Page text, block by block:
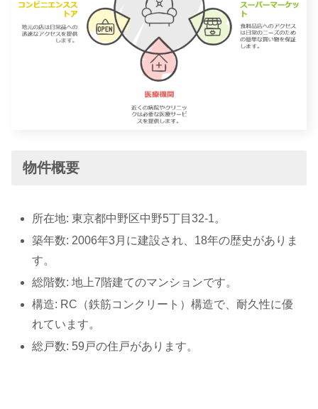
物件概要
所在地: 東京都中野区中野5丁目32-1。
築年数: 2006年3月に建設され、18年の歴史がありま
す。
総階数: 地上7階建てのマンションです。
構造: RC（鉄筋コンクリート）構造で、耐久性に優
れています。
総戸数: 59戸の住戸があります。